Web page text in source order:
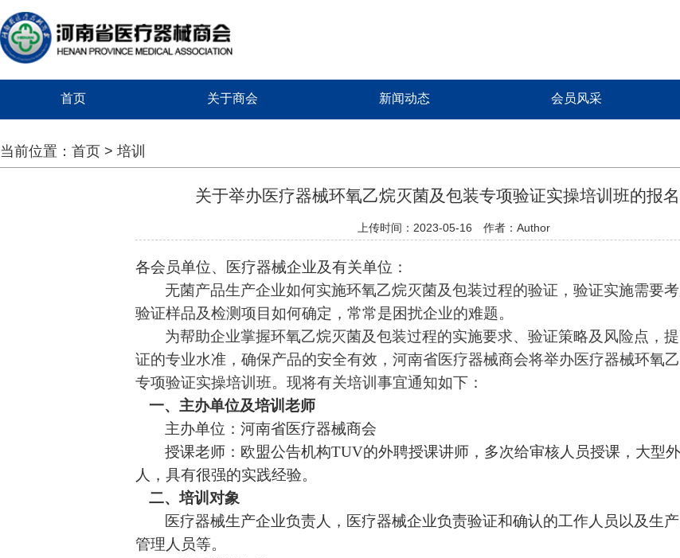
首页 关于商会 新闻动态 会员风采
当前位置： 首页 > 培训
关于举办医疗器械环氧乙烷灭菌及包装专项验证实操培训班的报
上传时间：2023-05-16 作者：Author
各会员单位、医疗器械企业及有关单位：
无菌产品生产企业如何实施环氧乙烷灭菌及包装过程的验证，验证实施需要考
验证样品及检测项目如何确定，常常是困扰企业的难题。
为帮助企业掌握环氧乙烷灭菌及包装过程的实施要求、验证策略及风险点，提
证的专业水准，确保产品的安全有效 ， 河南省医疗器械商会将举办医疗器械环氧
专项验证实操培训班。 现将有关培训事宜通知如下：
一、主办单位及培训老师
主办单位：河南省医疗器械商会
授课老师：欧盟公告机构TUV的外聘授课讲师，多次给审核人员授课，大型
人，具有很强的实践经验。
二、培训对象
医疗器械生产企业负责人，医疗器械企业负责验证和确认的工作人员以及生
管理人员等。